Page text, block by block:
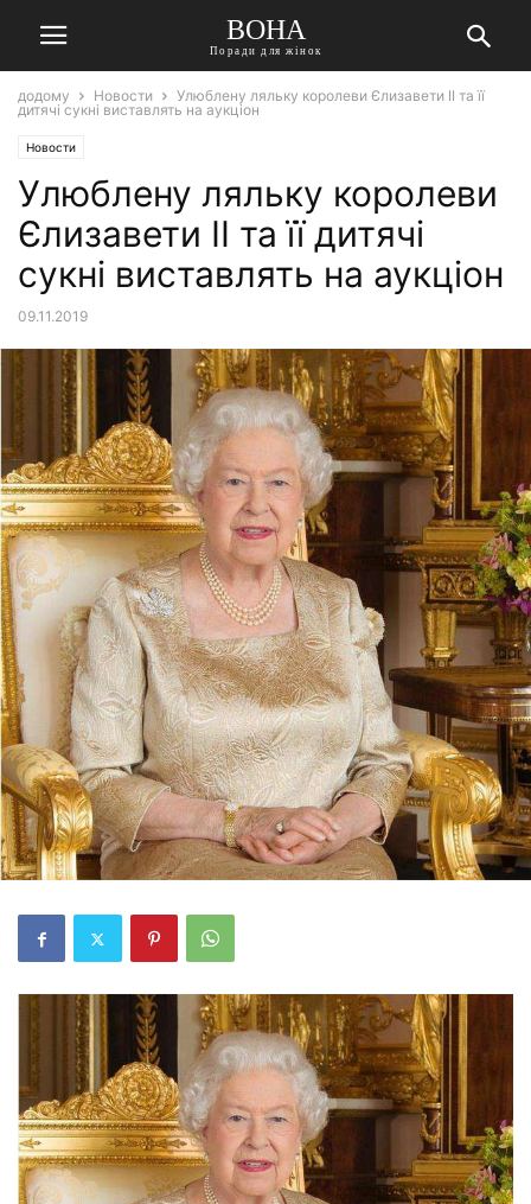
ВОНА
Поради для жінок
додому Новости
Улюблену ляльку королеви Єлизавети II та її
дитячі сукні виставлять на аукціон
Новости
Улюблену ляльку королеви
Єлизавети II та її дитячі
сукні виставлять на аукціон
09.11.2019